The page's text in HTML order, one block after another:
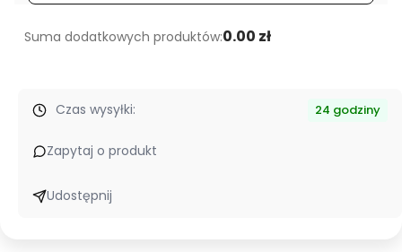
skład
Suma dodatkowych produktów:0.00 zł
Czas wysyłki: 24 godziny
Zapytaj o produkt
Udostępnij